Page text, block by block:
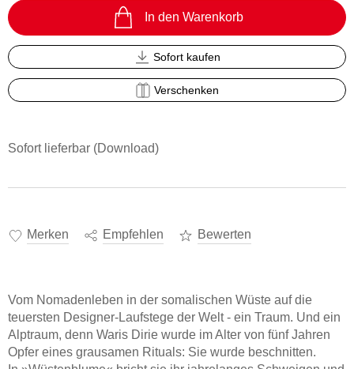
In den Warenkorb
Sofort kaufen
Verschenken
Sofort lieferbar (Download)
Merken Empfehlen Bewerten
Vom Nomadenleben in der somalischen Wüste auf die
teuersten Designer-Laufstege der Welt - ein Traum. Und ein
Alptraum, denn Waris Dirie wurde im Alter von fünf Jahren
Opfer eines grausamen Rituals: Sie wurde beschnitten.